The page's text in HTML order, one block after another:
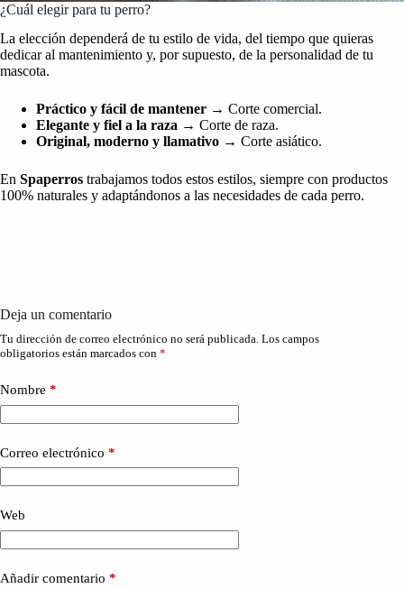
¿Cuál elegir para tu perro?
La elección dependerá de tu estilo de vida, del tiempo que quieras
dedicar al mantenimiento y, por supuesto, de la personalidad de tu
mascota.
Práctico y fácil de mantener → Corte comercial.
Elegante y fiel a la raza → Corte de raza.
Original, moderno y llamativo → Corte asiático.
En Spaperros trabajamos todos estos estilos, siempre con productos
100% naturales y adaptándonos a las necesidades de cada perro.
Deja un comentario
Tu dirección de correo electrónico no será publicada. Los campos
obligatorios están marcados con *
Nombre *
Correo electrónico *
Web
Añadir comentario *